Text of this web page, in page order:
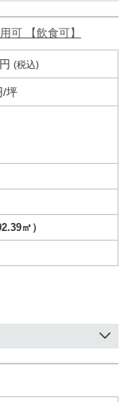
可 【飲食可】
円 (税込)
/坪
㎡）